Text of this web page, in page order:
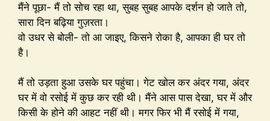
मैंने पूछा- मैं तो सोच रहा था, सुबह सुबह आपके दर्शन हो जाते तो,
सारा दिन बढ़िया गुज़रता।
वो उधर से बोली- तो आ जाइए, किसने रोका है, आपका ही घर तो
है।
मैं तो उड़ता हुआ उसके घर पहुंचा। गेट खोल कर अंदर गया, अंदर
घर में वो रसोई में कुछ कर रही थी। मैंने आस पास देखा, घर में और
किसी के होने की आहट नहीं थी। मगर फिर भी मैं रसोई में गया,